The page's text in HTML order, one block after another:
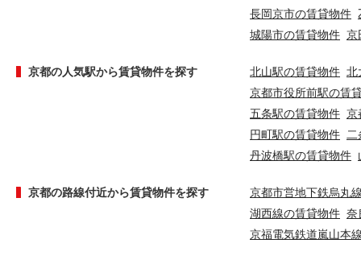
長岡京市の賃貸物件
城陽市の賃貸物件 京
京都の人気駅から賃貸物件を探す 北山駅の賃貸物件 北
京都市役所前駅の賃
五条駅の賃貸物件 京
円町駅の賃貸物件
丹波橋駅の賃貸物件
京都の路線付近から賃貸物件を探す
京都市営地下鉄烏丸
湖西線の賃貸物件 奈
京福電気鉄道嵐山本